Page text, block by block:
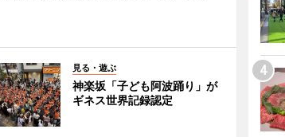
見る・遊ぶ
神楽坂「子ども阿波踊り」が
ギネス世界記録認定